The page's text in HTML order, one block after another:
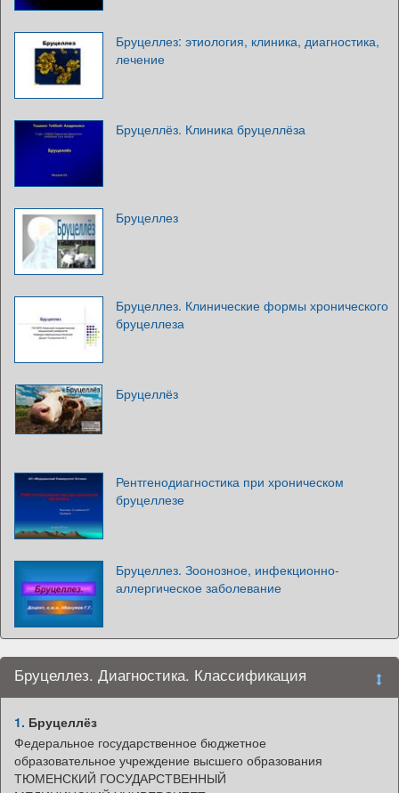
Бруцеллез: этиология, клиника, диагностика,
лечение
Бруцеллёз. Клиника бруцеллёза
Бруцеллез
Бруцеллез. Клинические формы хронического
бруцеллеза
Бруцеллёз
Рентгенодиагностика при хроническом
бруцеллезе
Бруцеллез. Зоонозное, инфекционно-
аллергическое заболевание
Бруцеллез. Диагностика. Классификация
1. Бруцеллёз
Федеральное государственное бюджетное
образовательное учреждение высшего образования
ТЮМЕНСКИЙ ГОСУДАРСТВЕННЫЙ